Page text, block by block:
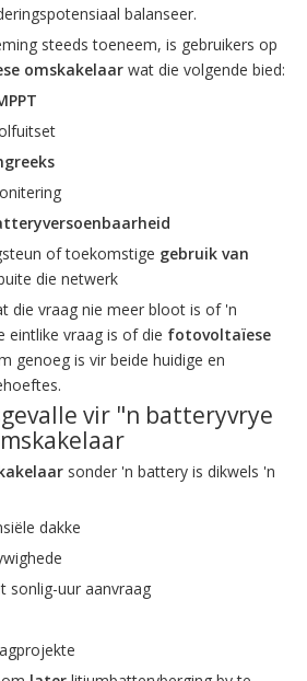
balanseer.
steeds toeneem, is gebruikers op
omskakelaar wat die volgende bied:
of toekomstige gebruik van
die netwerk
die vraag nie meer bloot is of 'n
eintlike vraag is of die fotovoltaïese
genoeg is vir beide huidige en
vir "n batteryvrye
sonder 'n battery is dikwels 'n
dakke
sonlig-uur aanvraag